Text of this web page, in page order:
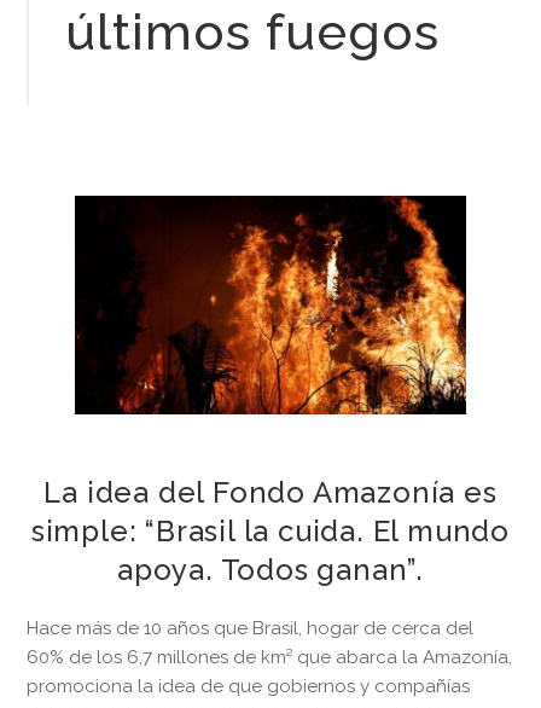
últimos fuegos
La idea del Fondo Amazonía es
simple: “Brasil la cuida. El mundo
apoya. Todos ganan”.
Hace más de 10 años que Brasil, hogar de cerca del
60% de los 6,7 millones de km² que abarca la Amazonía,
promociona la idea de que gobiernos y compañías